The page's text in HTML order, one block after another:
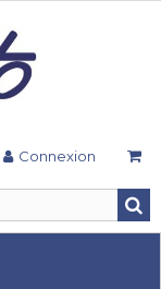
Connexion